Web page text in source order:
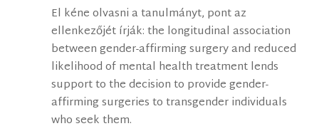
El kéne olvasni a tanulmányt, pont az
ellenkezőjét írják: the longitudinal association
between gender-affirming surgery and reduced
likelihood of mental health treatment lends
support to the decision to provide gender-
affirming surgeries to transgender individuals
who seek them.